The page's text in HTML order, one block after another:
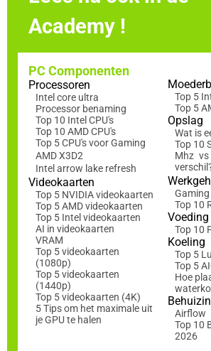
Academy !
PC Componenten
Processoren
Intel core ultra
Processor benaming
Top 10 Intel CPU's
Top 10 AMD CPU's
Top 5 CPU's voor Gaming
AMD X3D2
Intel arrow lake refresh
Videokaarten
Top 5 NVIDIA videokaarten
Top 5 AMD videokaarten
Top 5 Intel videokaarten
AI in videokaarten
VRAM
Top 5 videokaarten
(1080p)
Top 5 videokaarten
(1440p)
Top 5 videokaarten (4K)
5 Tips om het maximale uit
je GPU te halen
Top 5
Top 5
Opslag
Wat is
Top 10
Mhz
Gaming
Top 10
Voeding
Top 10
Koeling
Top 5
Top 5
Hoe
Airflow
Top 10
2026